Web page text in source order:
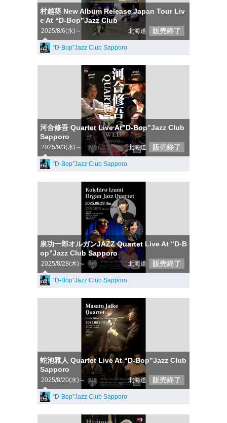
村越葵 New Album Release Japan Tour Liv
e At “D-Bop”Jazz Club
2025/8/6(水)～ 北海道 販売終了
“D-Bop”Jazz Club Sapporo
河合修吾 Quartet Live At”D-Bop”Jazz Club
Sapporo
2025/9/3(水)～ 北海道 販売終了
“D-Bop”Jazz Club Sapporo
泉功一郎オルガンJAZZ Quartet Live At “D-B
op”Jazz Club Sapporo
2025/8/28(木)～ 北海道 販売終了
“D-Bop”Jazz Club Sapporo
蛇池雅人 Quartet Live At “D-Bop”Jazz Club
Sapporo
2025/8/20(水)～ 北海道 販売終了
“D-Bop”Jazz Club Sapporo